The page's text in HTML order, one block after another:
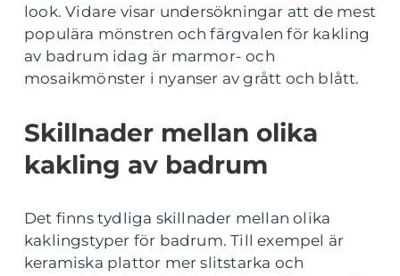
look. Vidare visar undersökningar att de mest
populära mönstren och färgvalen för kakling
av badrum idag är marmor- och
mosaikmönster i nyanser av grått och blått.
Skillnader mellan olika
kakling av badrum
Det finns tydliga skillnader mellan olika
kaklingstyper för badrum. Till exempel är
keramiska plattor mer slitstarka och